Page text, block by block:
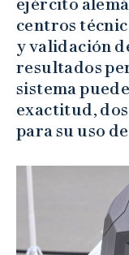
ejército
centros
y validación
resultados
sistema
exactitud,
para su uso